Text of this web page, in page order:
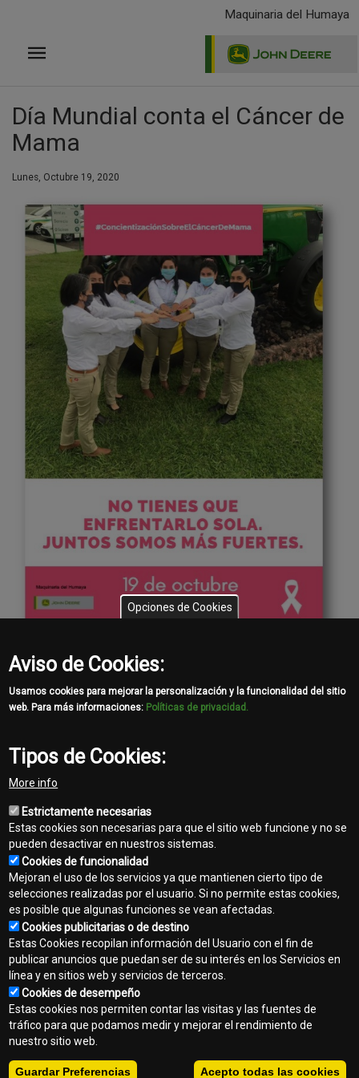
principal
Maquinaria del Humaya
Día Mundial conta el Cáncer de
Mama
Lunes, Octubre 19, 2020
El día de hoy 19 de octubre concientizamos a nuestros
Facebook
Twitter
Email
El color verde y amarillo arriba reproducidos son una marca
registrada de Deere & Company ante el Instituto Mexicano de la
Propiedad Industrial bajo los registros 1229048 y 1229049
Footer
menu
Contacto
Mapa del sitio
Opciones de Cookies
Aviso de Cookies:
Usamos cookies para mejorar la personalización y la funcionalidad del sitio
web. Para más informaciones: Políticas de privacidad.
Tipos de Cookies:
More info
Estrictamente necesarias
Estas cookies son necesarias para que el sitio web funcione y no se
pueden desactivar en nuestros sistemas.
Cookies de funcionalidad
Mejoran el uso de los servicios ya que mantienen cierto tipo de
selecciones realizadas por el usuario. Si no permite estas cookies,
es posible que algunas funciones se vean afectadas.
Cookies publicitarias o de destino
Estas Cookies recopilan información del Usuario con el fin de
publicar anuncios que puedan ser de su interés en los Servicios en
línea y en sitios web y servicios de terceros.
Cookies de desempeño
Estas cookies nos permiten contar las visitas y las fuentes de
tráfico para que podamos medir y mejorar el rendimiento de
nuestro sitio web.
Guardar Preferencias Acepto todas las cookies